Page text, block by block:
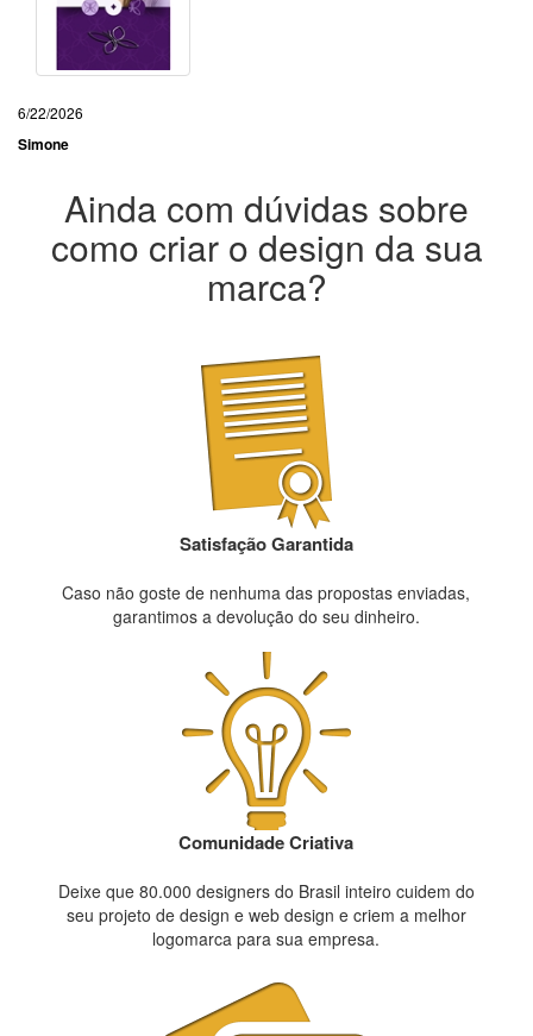
6/22/2026
Simone
Ainda com dúvidas sobre
como criar o design da sua
marca?
Satisfação Garantida
Caso não goste de nenhuma das propostas enviadas,
garantimos a devolução do seu dinheiro.
Comunidade Criativa
Deixe que 80.000 designers do Brasil inteiro cuidem do
seu projeto de design e web design e criem a melhor
logomarca para sua empresa.